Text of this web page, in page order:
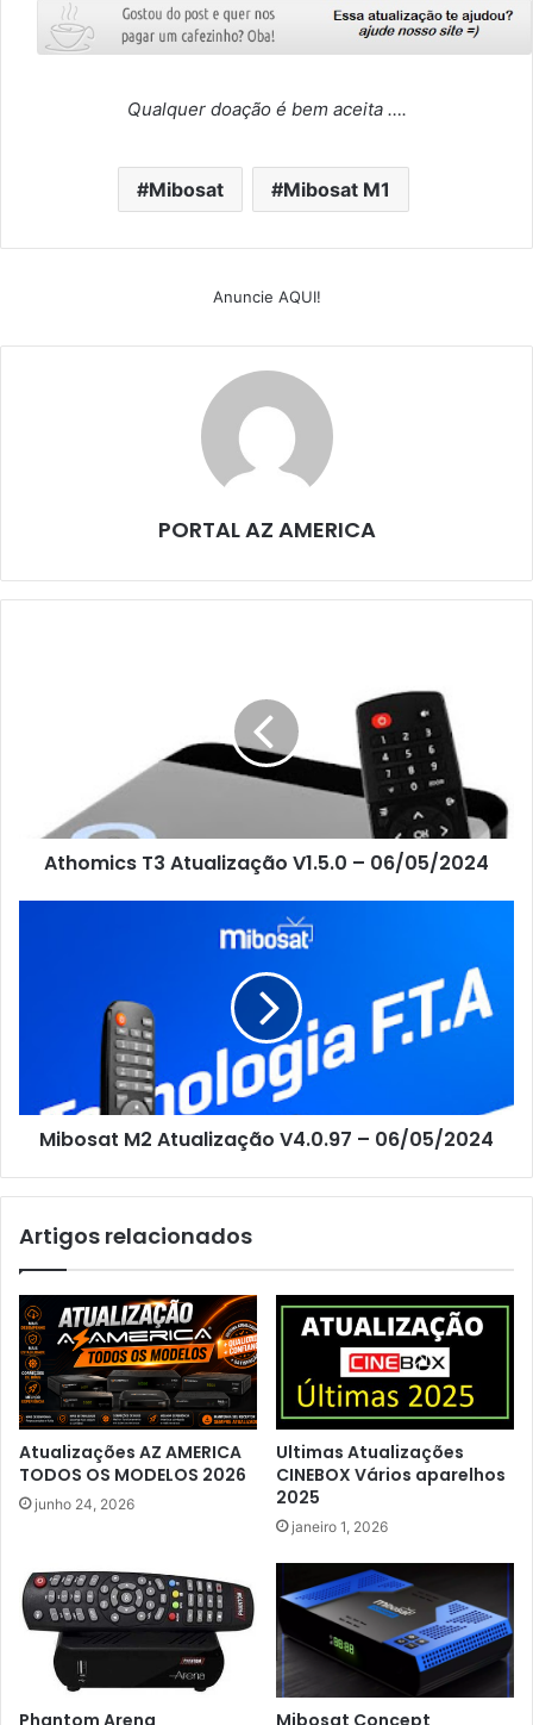
Qualquer doação é bem aceita ….
Mibosat Mibosat M1
Anuncie AQUI!
PORTAL AZ AMERICA
Athomics T3 Atualização V1.5.0 – 06/05/2024
Mibosat M2 Atualização V4.0.97 – 06/05/2024
Artigos relacionados
Atualizações AZ AMERICA
TODOS OS MODELOS 2026
junho 24, 2026
Ultimas Atualizações
CINEBOX Vários aparelhos
2025
janeiro 1, 2026
Phantom Arena